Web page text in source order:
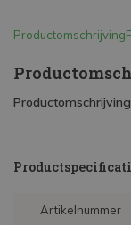
Productomschrijving
Productomschrijving
Artikelnummer